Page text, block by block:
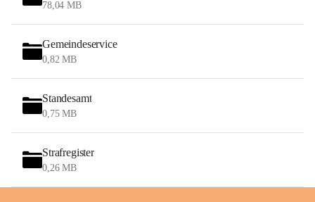
78,04 MB
Gemeindeservice
0,82 MB
Standesamt
0,75 MB
Strafregister
0,26 MB